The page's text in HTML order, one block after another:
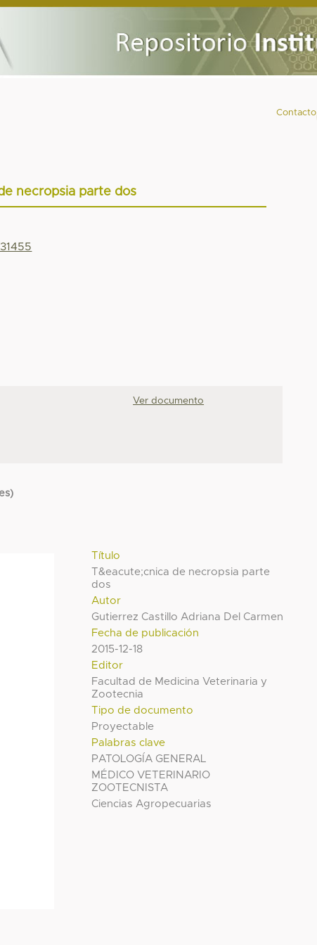
Contacto
necropsia parte dos
Ver documento
Título
T&eacute;cnica de necropsia parte
dos
Autor
Gutierrez Castillo Adriana Del Carmen
Fecha de publicación
2015-12-18
Editor
Facultad de Medicina Veterinaria y
Zootecnia
Tipo de documento
Proyectable
Palabras clave
PATOLOGÍA GENERAL
MÉDICO VETERINARIO
ZOOTECNISTA
Ciencias Agropecuarias